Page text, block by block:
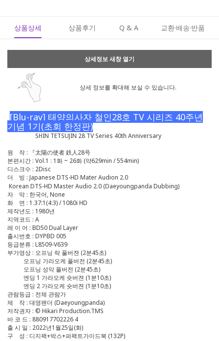
상품상세 상품후기 Q & A 교환·배송·반품
상세정보 새창 열기
상세 정보를 확대해 보실 수 있습니다.
[Blu-ray] 태양의사자 철인28호 TV 시리즈 40주년
기념 1기(초회 한정판)
SHIN TETSUJIN 28 TV Series 40th Anniversary
원 작 : 『太陽の使者 鉄人28号
본편시간 : Vol.1 : 1화 ~ 26화 (약629min / 554min)
디스크수 : 2Disc
더 빙 : Japanese DTS-HD Mater Audion 2.0
Korean DTS-HD Master Audio 2.0 (Daeyoungpanda Dubbing)
자 막 : 한국어, None
화 면 : 1.37:1(4:3) / 1080i HD
제작년도 : 1980년
지역코드 : A
레 이 어 : BD50 Dual Layer
출시번호 : DYPBD 005
등급분류 : L8509-V639
부가영상 : 오프닝 락 풀버젼 (2분45초)
오프닝 가라오케 풀버전 (2분45초)
오프닝 성악 풀버전 (2분45초)
엔딩 1 가라오케 숏버젼 (1분10초)
엔딩 2 가라오케 숏버젼 (1분10초)
관람등급 : 전체 관람가
제 작 : 대영팬더 (Daeyoungpanda)
저작권자 : © Hikari Production.TMS
바 코 드 : 880917702226 4
출 시 일 : 2022년1월25일(화)
구 성 : 디지팩+박스+퍼팩트가이드북 (132P)